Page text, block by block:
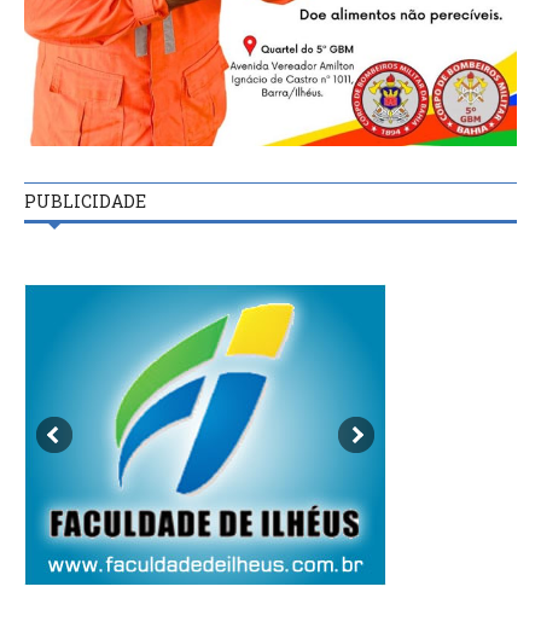
PUBLICIDADE